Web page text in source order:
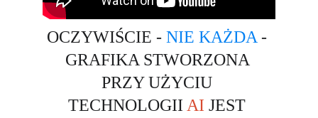
OCZYWIŚCIE - NIE KAŻDA -
GRAFIKA STWORZONA
PRZY UŻYCIU
TECHNOLOGII AI JEST